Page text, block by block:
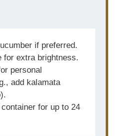
if preferred.
for extra brightness.
personal
add kalamata
for up to 24